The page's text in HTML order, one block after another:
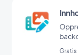
Gratis